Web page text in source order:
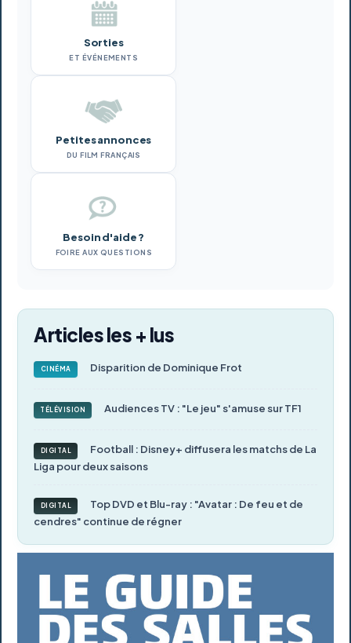
Sorties
ET ÉVÉNEMENTS
Petites annonces
DU FILM FRANÇAIS
Besoin d'aide ?
FOIRE AUX QUESTIONS
Articles les + lus
CINÉMA Disparition de Dominique Frot
TÉLÉVISION Audiences TV : "Le jeu" s'amuse sur TF1
DIGITAL
Football : Disney+ diffusera les matchs de La
Liga pour deux saisons
DIGITAL
Top DVD et Blu-ray : "Avatar : De feu et de
cendres" continue de régner